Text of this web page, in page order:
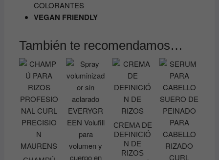
COLORANTES
VEGAN FRIENDLY
También te recomendamos…
CREMA DE
DEFINICIÓ
N DE
RIZOS